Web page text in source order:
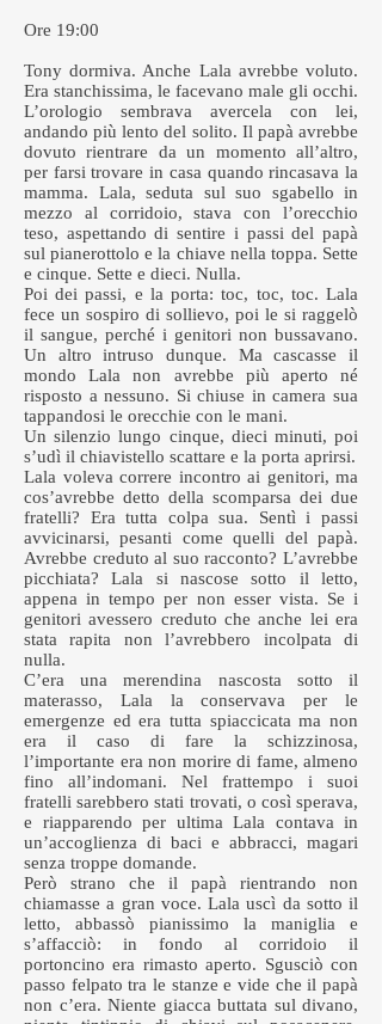
Ore 19:00
Tony dormiva. Anche Lala avrebbe voluto.
Era stanchissima, le facevano male gli occhi.
L’orologio sembrava avercela con lei,
andando più lento del solito. Il papà avrebbe
dovuto rientrare da un momento all’altro,
per farsi trovare in casa quando rincasava la
mamma. Lala, seduta sul suo sgabello in
mezzo al corridoio, stava con l’orecchio
teso, aspettando di sentire i passi del papà
sul pianerottolo e la chiave nella toppa. Sette
e cinque. Sette e dieci. Nulla.
Poi dei passi, e la porta: toc, toc, toc. Lala
fece un sospiro di sollievo, poi le si raggelò
il sangue, perché i genitori non bussavano.
Un altro intruso dunque. Ma cascasse il
mondo Lala non avrebbe più aperto né
risposto a nessuno. Si chiuse in camera sua
tappandosi le orecchie con le mani.
Un silenzio lungo cinque, dieci minuti, poi
s’udì il chiavistello scattare e la porta aprirsi.
Lala voleva correre incontro ai genitori, ma
cos’avrebbe detto della scomparsa dei due
fratelli? Era tutta colpa sua. Sentì i passi
avvicinarsi, pesanti come quelli del papà.
Avrebbe creduto al suo racconto? L’avrebbe
picchiata? Lala si nascose sotto il letto,
appena in tempo per non esser vista. Se i
genitori avessero creduto che anche lei era
stata rapita non l’avrebbero incolpata di
nulla.
C’era una merendina nascosta sotto il
materasso, Lala la conservava per le
emergenze ed era tutta spiaccicata ma non
era il caso di fare la schizzinosa,
l’importante era non morire di fame, almeno
fino all’indomani. Nel frattempo i suoi
fratelli sarebbero stati trovati, o così sperava,
e riapparendo per ultima Lala contava in
un’accoglienza di baci e abbracci, magari
senza troppe domande.
Però strano che il papà rientrando non
chiamasse a gran voce. Lala uscì da sotto il
letto, abbassò pianissimo la maniglia e
s’affacciò: in fondo al corridoio il
portoncino era rimasto aperto. Sgusciò con
passo felpato tra le stanze e vide che il papà
non c’era. Niente giacca buttata sul divano,